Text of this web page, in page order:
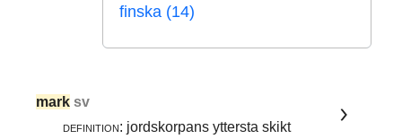
finska (14)
mark sv
definition: jordskorpans yttersta skikt